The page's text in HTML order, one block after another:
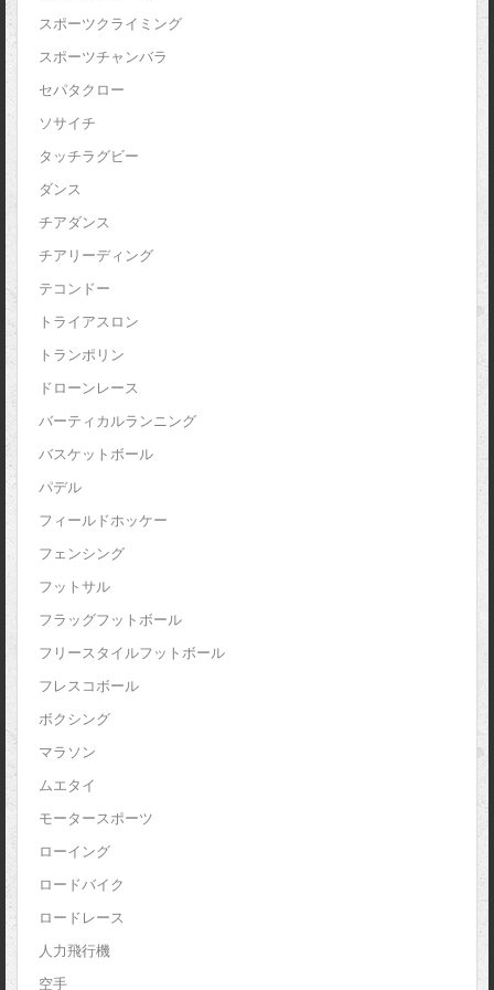
スポーツクライミング
スポーツチャンバラ
セパタクロー
ソサイチ
タッチラグビー
ダンス
チアダンス
チアリーディング
テコンドー
トライアスロン
トランポリン
ドローンレース
バーティカルランニング
バスケットボール
パデル
フィールドホッケー
フェンシング
フットサル
フラッグフットボール
フリースタイルフットボール
フレスコボール
ボクシング
マラソン
ムエタイ
モータースポーツ
ローイング
ロードバイク
ロードレース
人力飛行機
空手